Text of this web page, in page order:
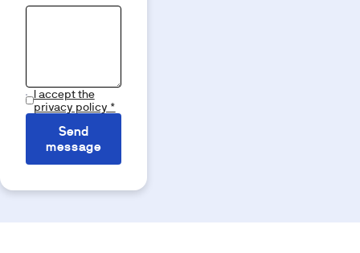
I accept the
privacy policy *
Send
message